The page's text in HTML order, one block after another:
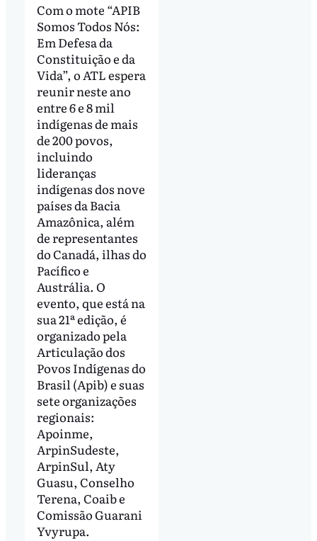
Com o mote “APIB
Somos Todos Nós:
Em Defesa da
Constituição e da
Vida”, o ATL espera
reunir neste ano
entre 6 e 8 mil
indígenas de mais
de 200 povos,
incluindo
lideranças
indígenas dos nove
países da Bacia
Amazônica, além
de representantes
do Canadá, ilhas do
Pacífico e
Austrália. O
evento, que está na
sua 21ª edição, é
organizado pela
Articulação dos
Povos Indígenas do
Brasil (Apib) e suas
sete organizações
regionais:
Apoinme,
ArpinSudeste,
ArpinSul, Aty
Guasu, Conselho
Terena, Coaib e
Comissão Guarani
Yvyrupa.